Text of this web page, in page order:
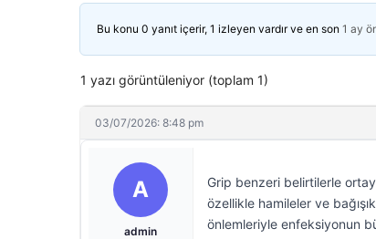
Bu konu 0 yanıt içerir, 1 izleyen vardır ve en son 1 ay
1 yazı görüntüleniyor (toplam 1)
03/07/2026: 8:48 pm
A
admin
Grip benzeri belirtilerle
özellikle hamileler ve
önlemleriyle enfeksiyonun